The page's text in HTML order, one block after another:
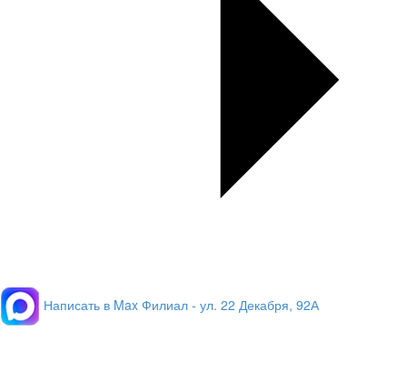
Написать в Max Филиал - ул. 22 Декабря, 92А